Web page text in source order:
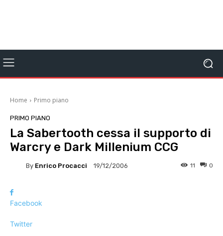
Home Primo piano
PRIMO PIANO
La Sabertooth cessa il supporto di
Warcry e Dark Millenium CCG
By Enrico Procacci 19/12/2006 0
11
Facebook
Twitter